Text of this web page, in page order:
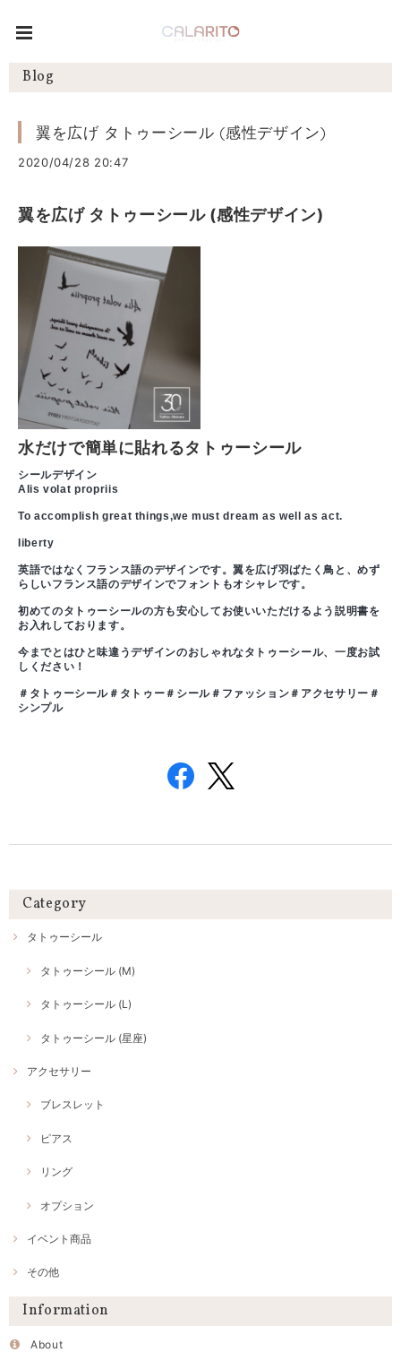
Blog
翼を広げ タトゥーシール (感性デザイン)
2020/04/28 20:47
翼を広げ タトゥーシール (感性デザイン)
水だけで簡単に貼れるタトゥーシール
シールデザイン
Alis volat propriis
To accomplish great things,we must dream as well as act.
Iiberty
英語ではなくフランス語のデザインです。翼を広げ羽ばたく鳥と、めず
らしいフランス語のデザインでフォントもオシャレです。
初めてのタトゥーシールの方も安心してお使いいただけるよう説明書を
お入れしております。
今までとはひと味違うデザインのおしゃれなタトゥーシール、一度お試
しください！
＃タトゥーシール＃タトゥー＃シール＃ファッション＃アクセサリー＃
シンプル
Category
タトゥーシール
タトゥーシール (M)
タトゥーシール (L)
タトゥーシール (星座)
アクセサリー
ブレスレット
ピアス
リング
オプション
イベント商品
その他
Information
About